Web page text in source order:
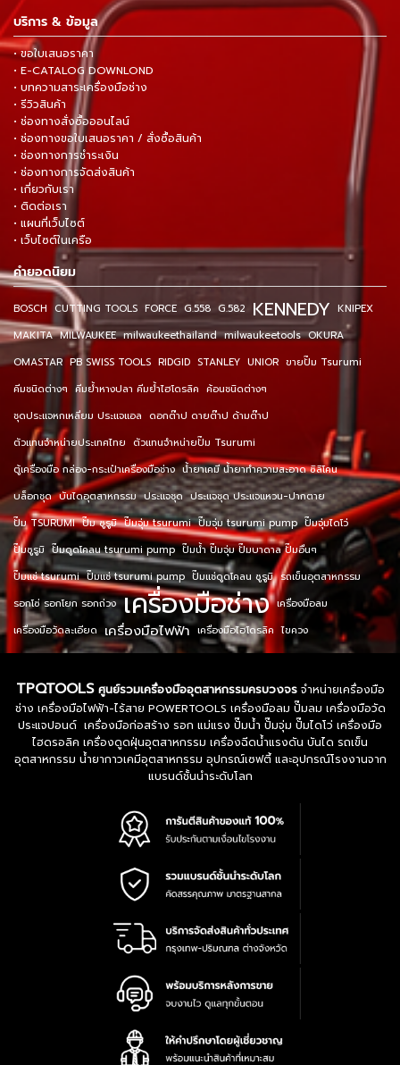
บริการ & ข้อมูล
• ขอใบเสนอราคา
• E-CATALOG DOWNLOND
• บทความสาระเครื่องมือช่าง
• รีวิวสินค้า
• ช่องทางสั่งซื้อออนไลน์
• ช่องทางขอใบเสนอราคา / สั่งซื้อสินค้า
• ช่องทางการชำระเงิน
• ช่องทางการจัดส่งสินค้า
• เกี่ยวกับเรา
• ติดต่อเรา
• แผนที่เว็บไซต์
• เว็บไซต์ในเครือ
คำยอดนิยม
BOSCH CUTTING TOOLS FORCE G.558 G.582 KENNEDY KNIPEX
MAKITA MILWAUKEE milwaukeethailand milwaukeetools OKURA
OMASTAR PB SWISS TOOLS RIDGID STANLEY UNIOR ขายปั๊ม Tsurumi
คีมชนิดต่างๆ คีมย้ำหางปลา คีมย้ำไฮโดรลิค ค้อนชนิดต่างๆ
ชุดประแจหกเหลี่ยม ประแจแอล ดอกต๊าป ดายต๊าป ด้ามต๊าป
ตัวแทนจำหน่ายประเทศไทย ตัวแทนจำหน่ายปั๊ม Tsurumi
ตู้เครื่องมือ กล่อง-กระเป๋าเครื่องมือช่าง น้ำยาเคมี น้ำยาทำความสะอาด ซิลิโคน
บล็อกชุด บันไดอุตสาหกรรม ประแจชุด ประแจชุด ประแจแหวน-ปากตาย
ปั๊ม TSURUMI ปั๊ม ซูรูมิ ปั๊มจุ่ม tsurumi ปั๊มจุ่ม tsurumi pump ปั๊มจุ่มไดโว่
ปั๊มซูรูมิ ปั๊มดูดโคลน tsurumi pump ปั๊มน้ำ ปั๊มจุ่ม ปั๊มบาดาล ปั๊มอื่นๆ
ปั๊มแช่ tsurumi ปั๊มแช่ tsurumi pump ปั๊มแช่ดูดโคลน ซูรูมิ รถเข็นอุตสาหกรรม
รอกโซ่ รอกโยก รอกถ่วง เครื่องมือช่าง เครื่องมือลม
เครื่องมือวัดละเอียด เครื่องมือไฟฟ้า เครื่องมือไฮโดรลิค ไขควง
TPQTOOLS ศูนย์รวมเครื่องมืออุตสาหกรรมครบวงจรจำหน่ายเครื่องมือ
ช่าง เครื่องมือไฟฟ้า-ไร้สาย POWERTOOLS เครื่องมือลม ปั๊มลม เครื่องมือวัด
ประแจปอนด์ เครื่องมือก่อสร้าง รอก แม่แรง ปั๊มน้ำ ปั๊มจุ่ม ปั๊มไดโว่ เครื่องมือ
ไฮดรอลิค เครื่องดูดฝุ่นอุตสาหกรรม เครื่องฉีดน้ำแรงดัน บันได รถเข็น
อุตสาหกรรม น้ำยากาวเคมีอุตสาหกรรม อุปกรณ์เซฟตี้ และอุปกรณ์โรงงานจาก
แบรนด์ชั้นนำระดับโลก